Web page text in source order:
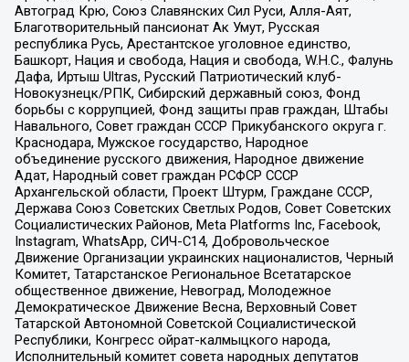
Автоград Крю, Союз Славянских Сил Руси, Алля-Аят,
Благотворительный пансионат Ак Умут, Русская
республика Русь, Арестантское уголовное единство,
Башкорт, Нация и свобода, Нация и свобода, W.H.С., Фалунь
Дафа, Иртыш Ultras, Русский Патриотический клуб-
Новокузнецк/РПК, Сибирский державный союз, Фонд
борьбы с коррупцией, Фонд защиты прав граждан, Штабы
Навального, Совет граждан СССР Прикубанского округа г.
Краснодара, Мужское государство, Народное
объединение русского движения, Народное движение
Адат, Народный совет граждан РСФСР СССР
Архангельской области, Проект Штурм, Граждане СССР,
Держава Союз Советских Светлых Родов, Совет Советских
Социалистических Районов, Meta Platforms Inc, Facebook,
Instagram, WhatsApp, СИЧ-С14, Добровольческое
Движение Организации украинских националистов, Черный
Комитет, Татарстанское Региональное Всетатарское
общественное движение, Невоград, Молодежное
Демократическое Движение Весна, Верховный Совет
Татарской Автономной Советской Социалистической
Республики, Конгресс ойрат-калмыцкого народа,
Исполнительный комитет совета народных депутатов